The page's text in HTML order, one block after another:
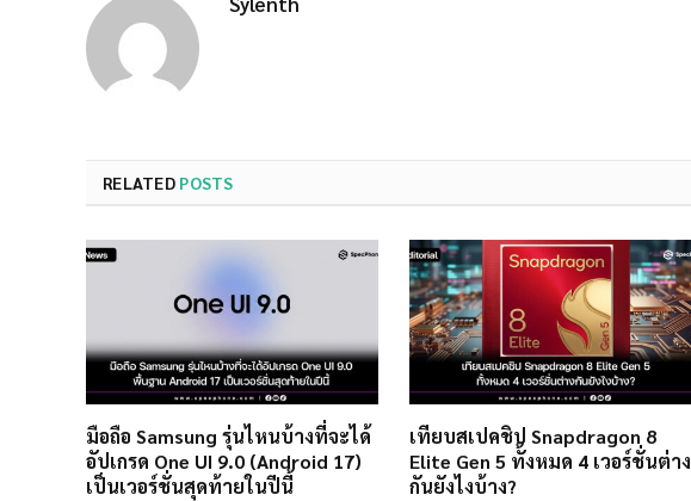
RELATED POSTS
มือถือ Samsung รุ่นไหนบ้างที่จะได้
อัปเกรด One UI 9.0 (Android 17)
เป็นเวอร์ชั่นสุดท้ายในปีนี้
เทียบสเปคชิป Snapdragon 8
Elite Gen 5 ทั้งหมด 4 เวอร์ชั่นต่าง
กันยังไงบ้าง?